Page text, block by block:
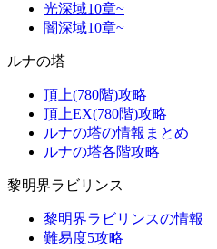
光深域10章~
闇深域10章~
ルナの塔
頂上(780階)攻略
頂上EX(780階)攻略
ルナの塔の情報まとめ
ルナの塔各階攻略
黎明界ラビリンス
黎明界ラビリンスの情報
難易度5攻略